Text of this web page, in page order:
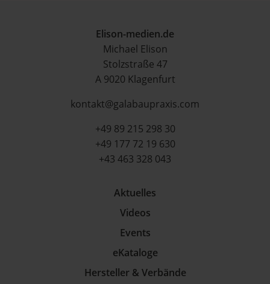
Elison-medien.de
Michael Elison
Stolzstraße 47
A 9020 Klagenfurt
kontakt@galabaupraxis.com
+49 89 215 298 30
+49 177 72 19 630
+43 463 328 043
Aktuelles
Videos
Events
eKataloge
Hersteller & Verbände